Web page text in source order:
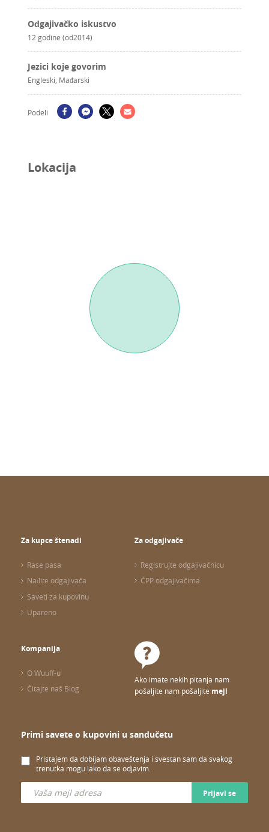
Odgajivačko iskustvo
12 godine (od2014)
Jezici koje govorim
Engleski, Mađarski
Podeli
Lokacija
Za kupce štenadi
Rase pasa
Nađite odgajivača
Saveti za kupovinu
Upareno
Za odgajivače
Registrujte odgajivačnicu
ČPP odgajivačima
Kompanija
O Wuuff-u
Čitajte naš Blog
Ako imate nekih pitanja nam
pošaljite nam pošaljite mejl
Primi savete o kupovini u sandučetu
Pristajem da dobijam obaveštenja i svestan sam da svakog
trenutka mogu lako da se odjavim.
Prijavi se